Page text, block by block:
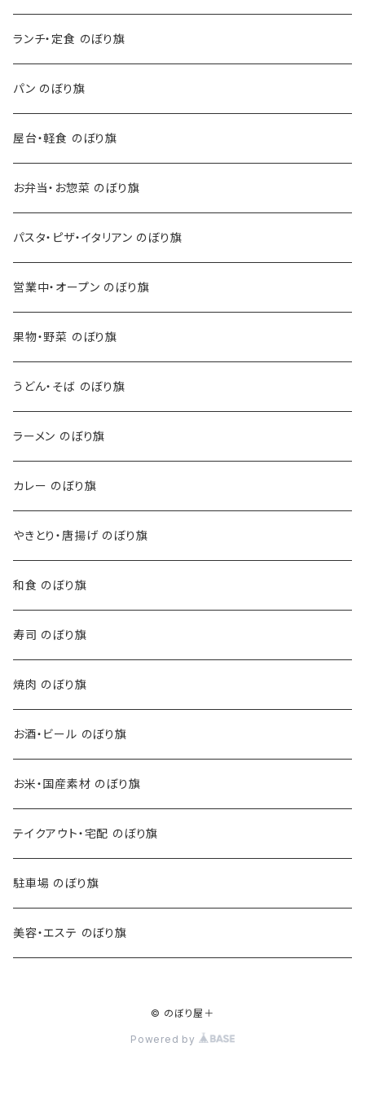
ランチ・定食 のぼり旗
パン のぼり旗
屋台・軽食 のぼり旗
お弁当・お惣菜 のぼり旗
パスタ・ピザ・イタリアン のぼり旗
営業中・オープン のぼり旗
果物・野菜 のぼり旗
うどん・そば のぼり旗
ラーメン のぼり旗
カレー のぼり旗
やきとり・唐揚げ のぼり旗
和食 のぼり旗
寿司 のぼり旗
焼肉 のぼり旗
お酒・ビール のぼり旗
お米・国産素材 のぼり旗
テイクアウト・宅配 のぼり旗
駐車場 のぼり旗
美容・エステ のぼり旗
© のぼり屋＋
Powered by